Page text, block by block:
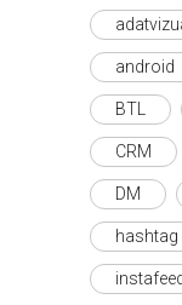
android
BTL
CRM
DM
hashtag